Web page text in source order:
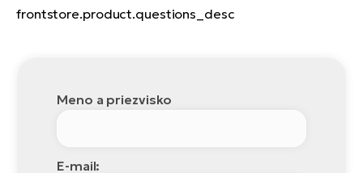
frontstore.product.questions_desc
Meno a priezvisko
E-mail: